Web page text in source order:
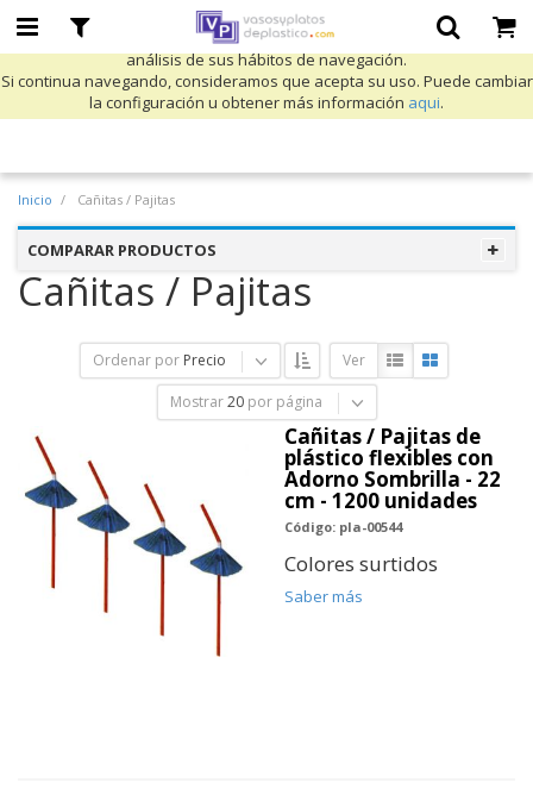
Utilizamos cookies propias y de terceros para mejorar nuestros servicios
y mostrarle publicidad relacionada con sus preferencias mediante el
análisis de sus hábitos de navegación.
Si continua navegando, consideramos que acepta su uso. Puede cambiar
la configuración u obtener más información aqui.
Inicio Cañitas / Pajitas
COMPARAR PRODUCTOS
Cañitas / Pajitas
Ordenar por Precio Ver
Mostrar 20 por página
Cañitas / Pajitas de
plástico flexibles con
Adorno Sombrilla - 22
cm - 1200 unidades
Código: pla-00544
Colores surtidos
Saber más